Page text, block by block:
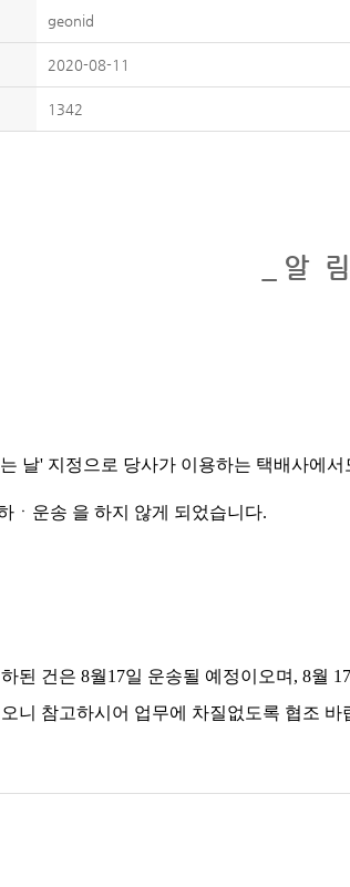
geonid
2020-08-11
1342
_ 알 림
날' 지정으로 당사가 이용하는 택배사에서
ㆍ 운송 을 하지 않게 되었습니다.
된 건은 8월17일 운송될 예정이오며, 8월
니 참고하시어 업무에 차질없도록 협조 바